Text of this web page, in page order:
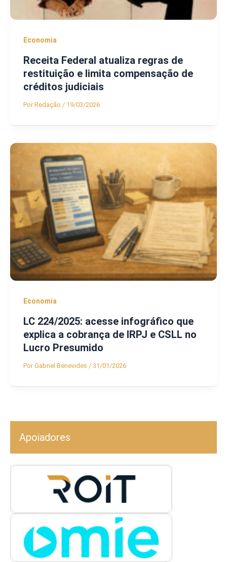
Economia
Receita Federal atualiza regras de
restituição e limita compensação de
créditos judiciais
PorRedação / 19/03/2026
Economia
LC 224/2025: acesse infográfico que
explica a cobrança de IRPJ e CSLL no
Lucro Presumido
PorGabriel Benevides / 31/01/2026
Apoiadores